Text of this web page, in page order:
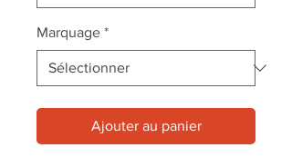
Marquage *
Ajouter au panier